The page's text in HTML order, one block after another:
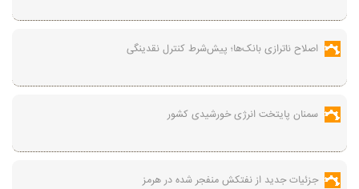
اصلاح ناترازی بانک‌ها؛ پیش‌شرط کنترل نقدینگی
سمنان پایتخت انرژی خورشیدی کشور
جزئیات جدید از نفتکش منفجر شده در هرمز